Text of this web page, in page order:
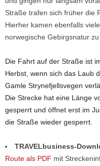
Straße trafen sich früher die
Hierher kamen ebenfalls
norwegische Gebirgsnatur zu
Die Fahrt auf der Straße ist
Herbst, wenn sich das Laub
Gamle Strynefjellsvegen
Die Strecke hat eine Länge
gesperrt und öffnet erst im
die Straße wieder gesperrt.
TRAVELbusiness-
Route als PDF mit